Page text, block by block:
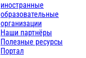
иностранные
образовательные
организации
Наши партнёры
Полезные ресурсы
Портал